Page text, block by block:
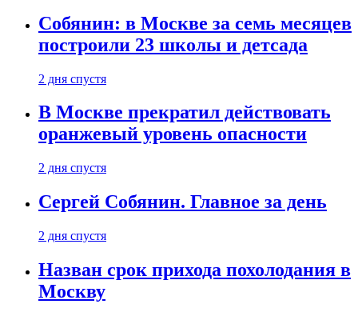
Собянин: в Москве за семь месяцев
построили 23 школы и детсада
2 дня спустя
В Москве прекратил действовать
оранжевый уровень опасности
2 дня спустя
Сергей Собянин. Главное за день
2 дня спустя
Назван срок прихода похолодания в
Москву